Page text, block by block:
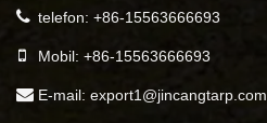
telefon: +86-15563666693
Mobil: +86-15563666693
E-mail: export1@jincangtarp.com